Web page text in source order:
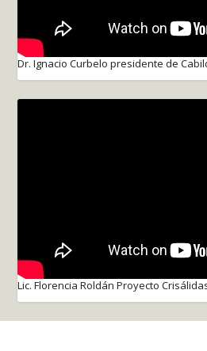
Dr. Ignacio Curbelo presidente de
Lic. Florencia Roldán Proyecto